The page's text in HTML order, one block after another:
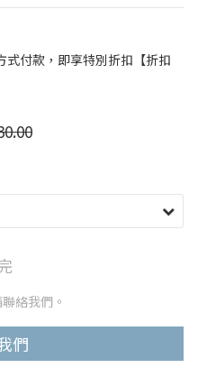
式付款，即享特別折扣【折扣
絡我們。
們